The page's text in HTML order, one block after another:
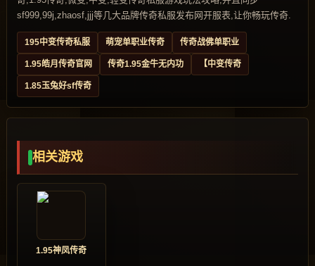
sf999,99j,zhaosf,jjj等几大品牌传奇私服发布网开服表,让你畅玩传奇.
195中变传奇私服 萌宠单职业传奇 传奇战佛单职业
1.95皓月传奇官网 传奇1.95金牛无内功 【中变传奇
1.85玉兔好sf传奇
相关游戏
1.95神凤传奇